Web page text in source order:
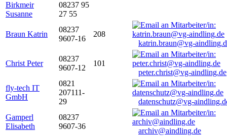
Birkmeir
Susanne
08237 95
27 55
Braun Katrin
08237
9607-16
208
katrin.braun@vg-
Christ Peter
08237
9607-12
101
peter.christ@vg-aindling.de
fly-tech IT
GmbH
0821
207111-
29
datenschutz@vg-
Gamperl
Elisabeth
08237
9607-36
archiv@aindling.de